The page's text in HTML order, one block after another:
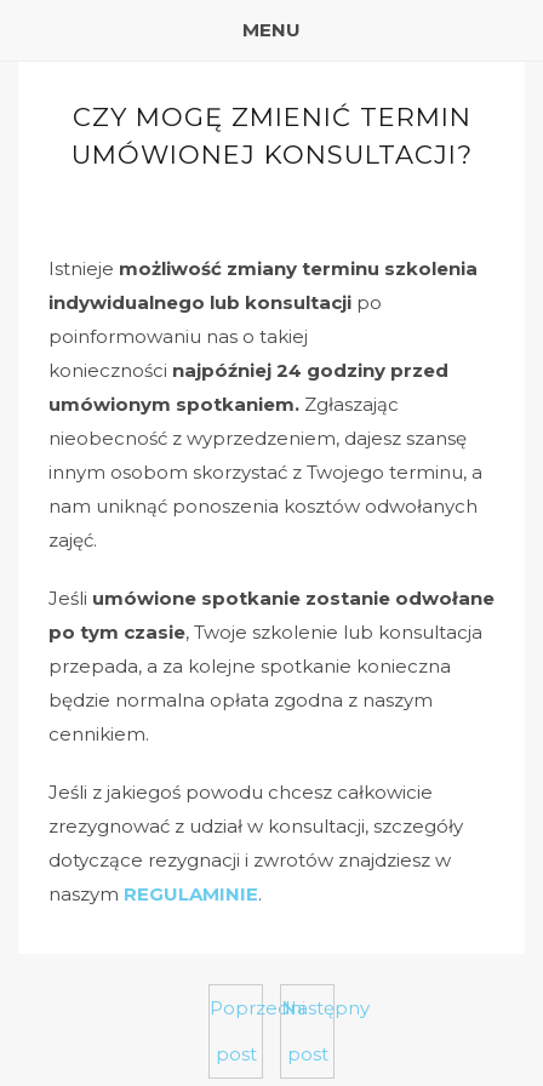
MENU
CZY MOGĘ ZMIENIĆ TERMIN
UMÓWIONEJ KONSULTACJI?
Istnieje możliwość zmiany terminu szkolenia
indywidualnego lub konsultacji po
poinformowaniu nas o takiej
konieczności najpóźniej 24 godziny przed
umówionym spotkaniem. Zgłaszając
nieobecność z wyprzedzeniem, dajesz szansę
innym osobom skorzystać z Twojego terminu, a
nam uniknąć ponoszenia kosztów odwołanych
zajęć.
Jeśli umówione spotkanie zostanie odwołane
po tym czasie, Twoje szkolenie lub konsultacja
przepada, a za kolejne spotkanie konieczna
będzie normalna opłata zgodna z naszym
cennikiem.
Jeśli z jakiegoś powodu chcesz całkowicie
zrezygnować z udział w konsultacji, szczegóły
dotyczące rezygnacji i zwrotów znajdziesz w
naszym REGULAMINIE.
Poprzedni
post
Następny
post